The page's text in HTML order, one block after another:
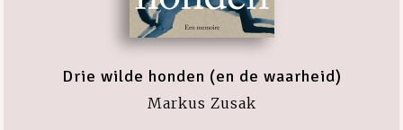
Drie wilde honden (en de waarheid)
Markus Zusak